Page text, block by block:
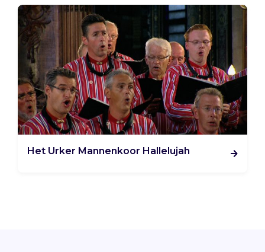
Het Urker Mannenkoor Hallelujah